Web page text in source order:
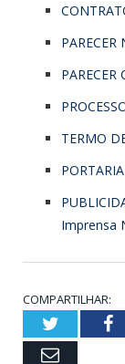
PARECER
TERMO
Imprensa
COMPARTILHAR:
Twitter
Email